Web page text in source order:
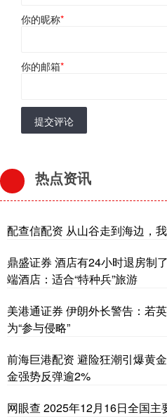
你的昵称*
你的邮箱*
提交评论
热点资讯
配查信配资 从山谷走到海边，
鼎盛证券 酒店有24小时退房制
端酒店：适合“特种兵”旅游
美港通证券 伊朗外长警告：若
为“参与侵略”
前海巨港配资 避险狂潮引爆黄
金强势反弹逾2%
网眼查 2025年12月16日全国